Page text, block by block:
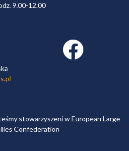
9.00-12.00
Facebook link
stowarzyszeni w European Large
Confederation